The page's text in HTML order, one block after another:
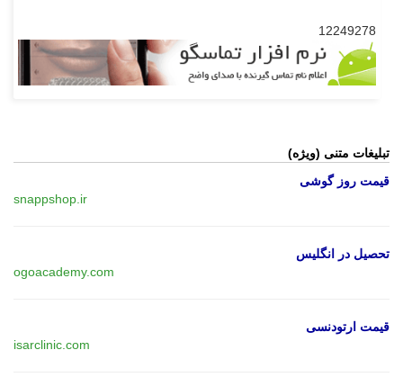
12249278
تبلیغات متنی (ویژه)
قیمت روز گوشی
snappshop.ir
تحصیل در انگلیس
ogoacademy.com
قیمت ارتودنسی
isarclinic.com